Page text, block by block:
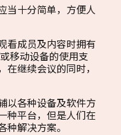
当十分简单，方便人
看成员及内容时拥有
移动设备的使用支
继续会议的同时，
以各种设备及软件方
种平台，但是人们在
解决方案。